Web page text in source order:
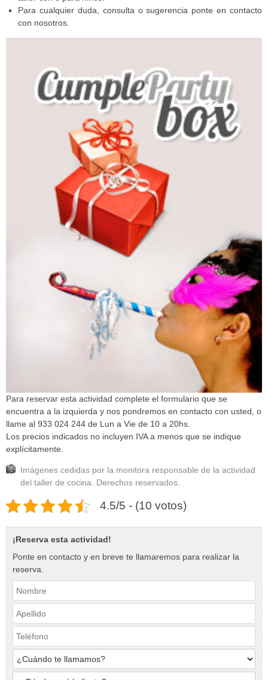
¡Reserva esta actividad!
Ponte en contacto y en breve te llamaremos para realizar la
reserva.
Para cualquier duda, consulta o sugerencia ponte en contacto
con nosotros.
Para reservar esta actividad complete el formulario que se
encuentra a la izquierda y nos pondremos en contacto con usted, o
llame al 933 024 244 de Lun a Vie de 10 a 20hs.
Los precios indicados no incluyen IVA a menos que se indique
explícitamente.
Imágenes cedidas por la monitora responsable de la actividad
del taller de cocina. Derechos reservados.
4.5/5 - (10 votos)